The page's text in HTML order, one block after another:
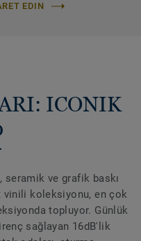
EDIN
ICONIK
seramik ve grafik baskı
vinili koleksiyonu, en çok
topluyor. Günlük
sağlayan 16dB'lik